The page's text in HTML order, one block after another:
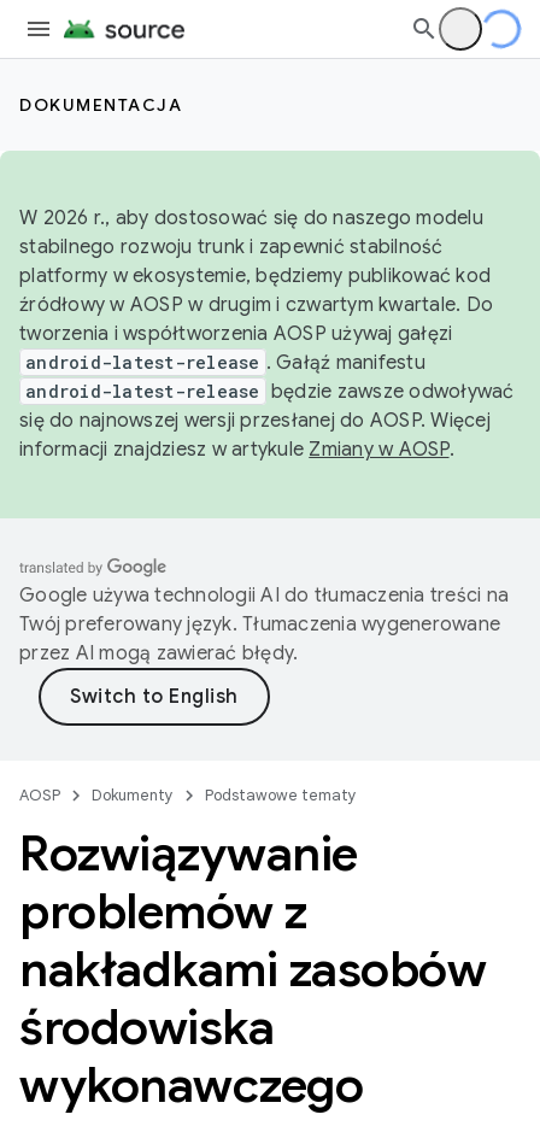
DOKUMENTACJA
W 2026 r., aby dostosować się do naszego modelu
stabilnego rozwoju trunk i zapewnić stabilność
platformy w ekosystemie, będziemy publikować kod
źródłowy w AOSP w drugim i czwartym kwartale. Do
tworzenia i współtworzenia AOSP używaj gałęzi
android-latest-release . Gałąź manifestu
android-latest-release będzie zawsze odwoływać
się do najnowszej wersji przesłanej do AOSP. Więcej
informacji znajdziesz w artykule Zmiany w AOSP.
Google używa technologii AI do tłumaczenia treści na
Twój preferowany język. Tłumaczenia wygenerowane
przez AI mogą zawierać błędy.
AOSP Dokumenty Podstawowe tematy
Rozwiązywanie
problemów z
nakładkami zasobów
środowiska
wykonawczego